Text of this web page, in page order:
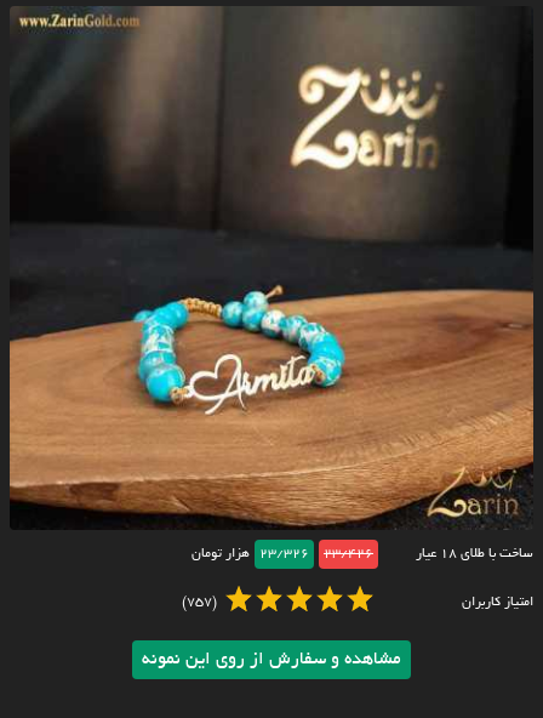
ساخت با طلای ۱۸ عیار 23/426
23/326 هزار تومان
امتیاز کاربران (757)
مشاهده و سفارش از روی این نمونه